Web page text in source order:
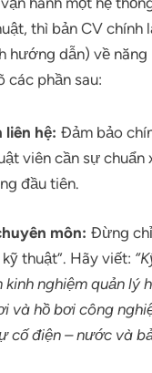
thì bản CV chính
hướng dẫn) về
các phần sau:
liên hệ: Đảm bảo
viên cần sự chuẩn
đầu tiên.
môn: Đừng
thuật”. Hãy viết:
kinh nghiệm quản lý
và hồ bơi công
cố điện – nước và